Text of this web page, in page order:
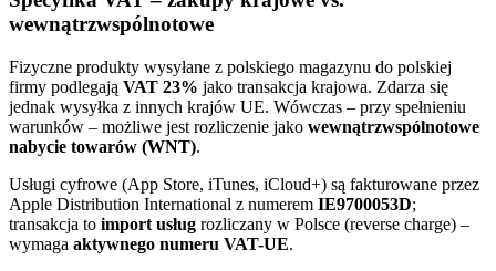
wewnątrzwspólnotowe
Fizyczne produkty wysyłane z polskiego magazynu do polskiej
firmy podlegają VAT 23% jako transakcja krajowa. Zdarza się
jednak wysyłka z innych krajów UE. Wówczas – przy spełnieniu
warunków – możliwe jest rozliczenie jako wewnątrzwspólnotowe
nabycie towarów (WNT).
Usługi cyfrowe (App Store, iTunes, iCloud+) są fakturowane przez
Apple Distribution International z numerem IE9700053D;
transakcja to import usług rozliczany w Polsce (reverse charge) –
wymaga aktywnego numeru VAT-UE.